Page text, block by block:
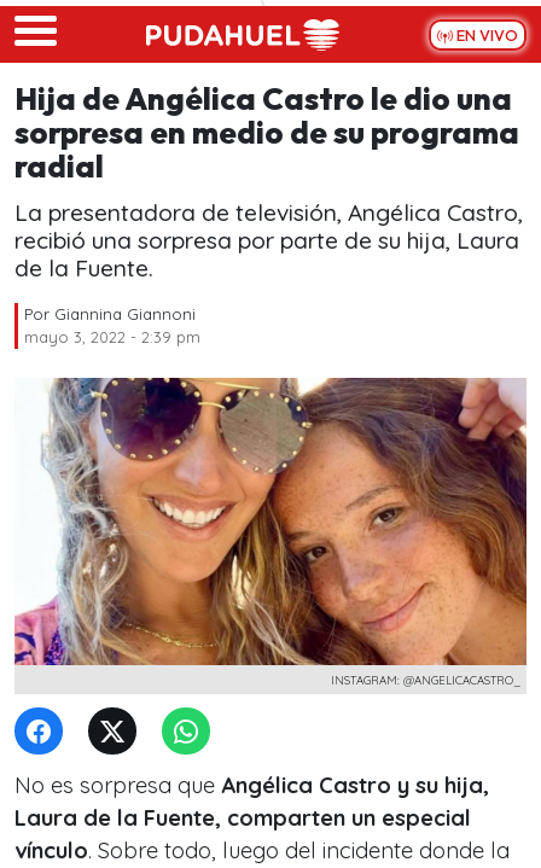
Skip to main content
EN VIVO
Hija de Angélica Castro le dio una
sorpresa en medio de su programa
radial
La presentadora de televisión, Angélica Castro,
recibió una sorpresa por parte de su hija, Laura
de la Fuente.
Por Giannina Giannoni
mayo 3, 2022 - 2:39 pm
INSTAGRAM: @ANGELICACASTRO_
No es sorpresa que Angélica Castro y su hija,
Laura de la Fuente, comparten un especial
vínculo. Sobre todo, luego del incidente donde la